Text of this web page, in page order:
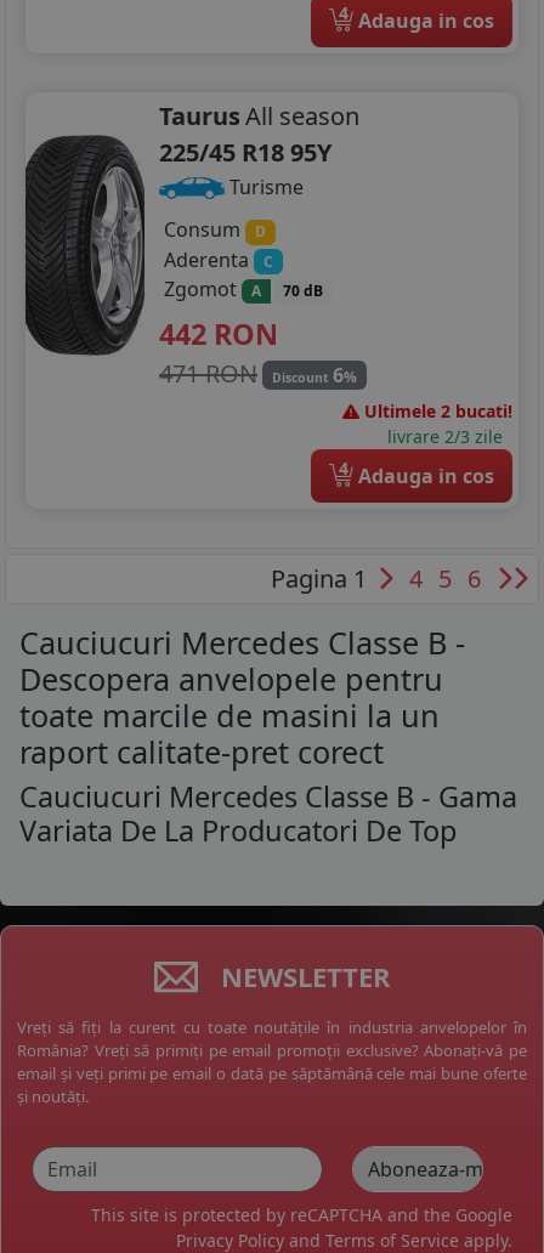
4 Adauga in cos
TaurusAll season
225/45 R18 95Y
Turisme
Consum
D
Aderenta C
Zgomot A 70 dB
442 RON
471 RON Discount 6%
Ultimele 2 bucati!
livrare 2/3 zile
4 Adauga in cos
Pagina 1 4 5 6
Cauciucuri Mercedes Classe B -
Descopera anvelopele pentru
toate marcile de masini la un
raport calitate-pret corect
Cauciucuri Mercedes Classe B - Gama
Variata De La Producatori De Top
NEWSLETTER
Vreți să fiți la curent cu toate noutățile în industria anvelopelor în
România? Vreți să primiți pe email promoții exclusive? Abonați-vă pe
email și veți primi pe email o dată pe săptămână cele mai bune oferte
și noutăți.
This site is protected by reCAPTCHA and the Google
Privacy Policy and Terms of Service apply.